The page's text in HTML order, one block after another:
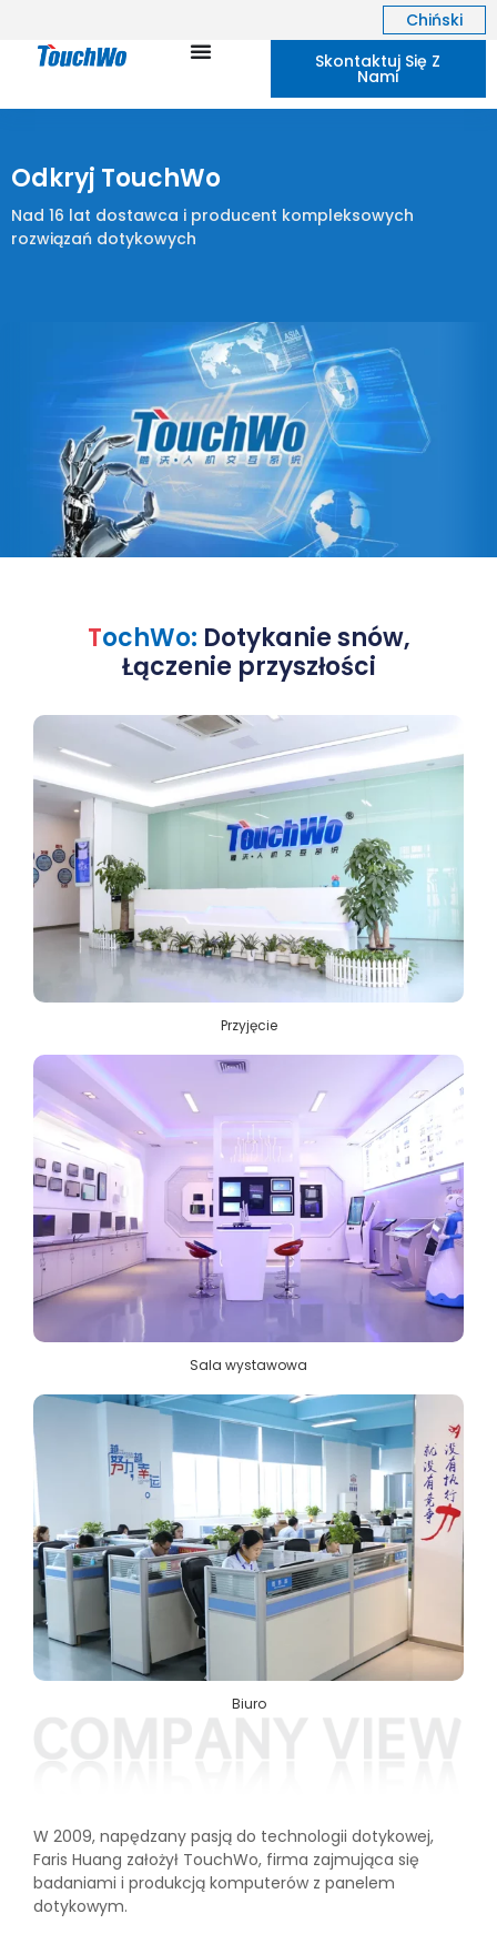
Chiński
Skontaktuj Się Z
Nami
Odkryj TouchWo
Nad 16 lat dostawca i producent kompleksowych
rozwiązań dotykowych
TochWo: Dotykanie snów,
Łączenie przyszłości
Przyjęcie
Sala wystawowa
Biuro
W 2009, napędzany pasją do technologii dotykowej,
Faris Huang założył TouchWo, firma zajmująca się
badaniami i produkcją komputerów z panelem
dotykowym.